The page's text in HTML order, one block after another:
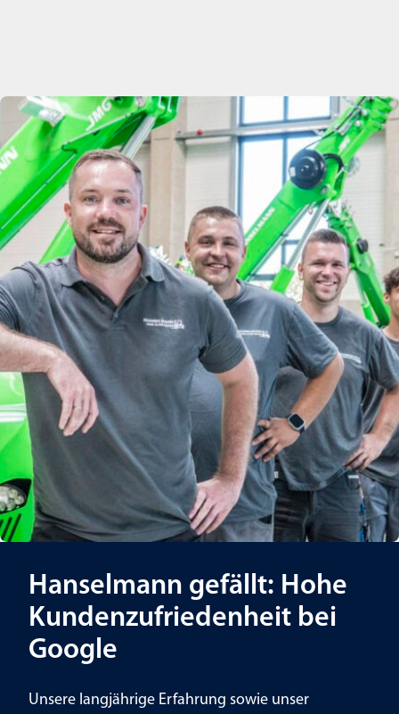
Hanselmann gefällt: Hohe
Kundenzufriedenheit bei
Google
Unsere langjährige Erfahrung sowie unser